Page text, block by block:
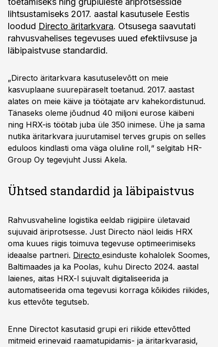
lihtsustamiseks 2017. aastal kasutusele Eestis
loodud Directo äritarkvara. Otsusega saavutati
rahvusvahelises tegevuses uued efektiivsuse ja
läbipaistvuse standardid.
„Directo äritarkvara kasutuselevõtt on meie
kasvuplaane suurepäraselt toetanud. 2017. aastast
alates on meie käive ja töötajate arv kahekordistunud.
Tänaseks oleme jõudnud 40 miljoni eurose käibeni
ning HRX-is töötab juba üle 350 inimese. Ühe ja sama
nutika äritarkvara juurutamisel terves grupis on selles
eduloos kindlasti oma väga oluline roll,“ selgitab HR-
Group Oy tegevjuht Jussi Akela.
Ühtsed standardid ja läbipaistvus
Rahvusvaheline logistika eeldab riigipiire ületavaid
sujuvaid äriprotsesse. Just Directo näol leidis HRX
oma kuues riigis toimuva tegevuse optimeerimiseks
ideaalse partneri. Directo esinduste kohalolek Soomes,
Baltimaades ja ka Poolas, kuhu Directo 2024. aastal
laienes, aitas HRX-l sujuvalt digitaliseerida ja
automatiseerida oma tegevusi korraga kõikides riikides,
kus ettevõte tegutseb.
Enne Directot kasutasid grupi eri riikide ettevõtted
mitmeid erinevaid raamatupidamis- ja äritarkvarasid,